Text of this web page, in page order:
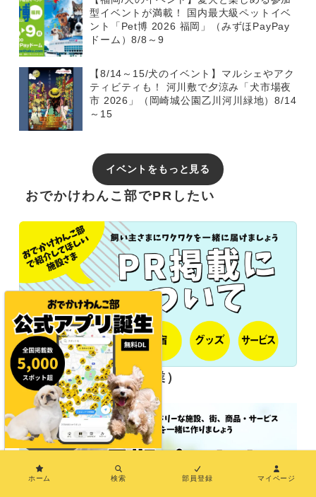
型イベントが満載！ 国内最大級ペットイベ
ント「Pet博 2026 福岡」（みずほPayPay
ドーム）8/8～9
【8/14～15/犬のイベント】マルシェやアク
ティビティも！ 河川敷で夕涼み「犬市場夜
市 2026」（岡崎城公園乙川河川緑地）8/14
～15
イベントをもっと見る
おでかけわんこ部でPRしたい
長期パートナー（協業）
ホーム 検索 部員登録 マイページ